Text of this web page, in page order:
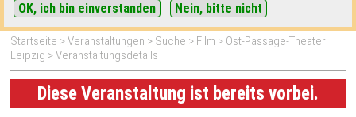
OK, ich bin einverstanden
Nein, bitte nicht
Startseite >Veranstaltungen > Suche > Film > Ost-Passage-Theater
Leipzig > Veranstaltungsdetails
Diese Veranstaltung ist bereits vorbei.